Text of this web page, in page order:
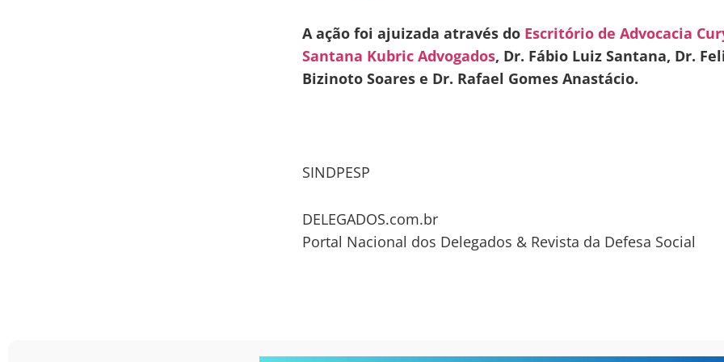
A ação foi ajuizada através do Escritório de Advocacia
Santana Kubric Advogados, Dr. Fábio Luiz Santana, Dr.
Bizinoto Soares e Dr. Rafael Gomes Anastácio.
SINDPESP
DELEGADOS.com.br
Portal Nacional dos Delegados & Revista da Defesa Social